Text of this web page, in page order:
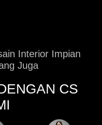
Interior Impian
Juga
CS